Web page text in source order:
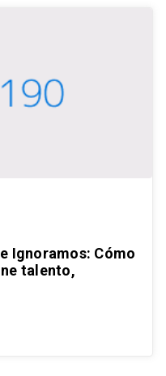
Ignoramos: Cómo
talento,